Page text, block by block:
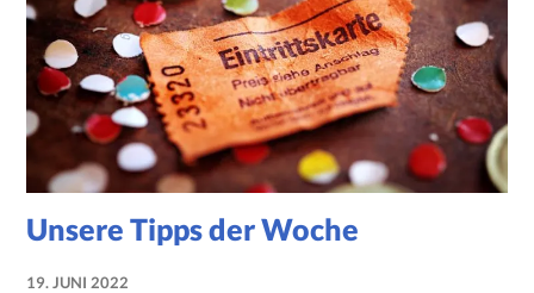
Unsere Tipps der Woche
19. JUNI 2022